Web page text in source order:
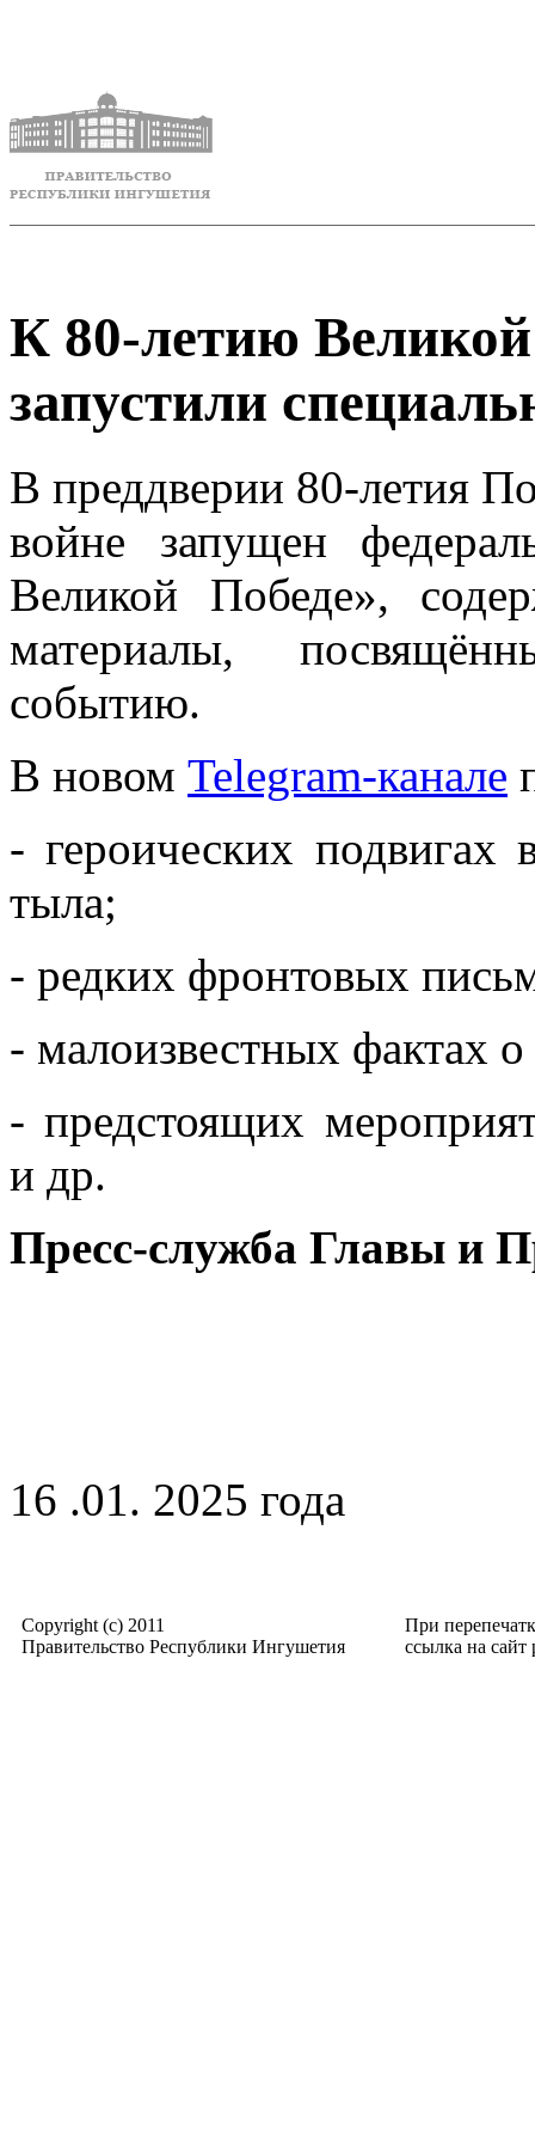
К 80-летию
запустили
В преддверии 80-летия
войне запущен
Великой Победе»,
материалы,
событию.
В новом Telegram-канале
- героических
тыла;
- редких фронтовых
- малоизвестных фактах
- предстоящих
и др.
Пресс-служба Главы и
16 .01. 2025 года
Copyright (c) 2011
Правительство Республики Ингушетия
При
ссылка на сайт